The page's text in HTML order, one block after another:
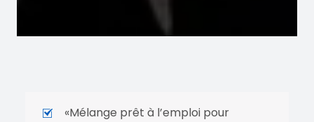
«Mélange prêt à l’emploi pour